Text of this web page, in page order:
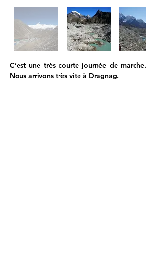
C’est une très courte journée de marche.
Nous arrivons très vite à Dragnag.